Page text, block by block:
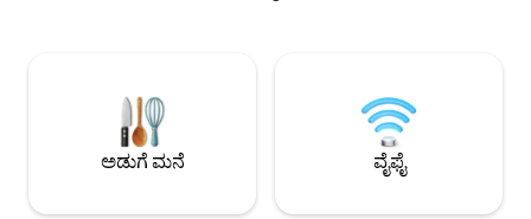
ಸಾಕಷ್ಟು ಆಫ್-ಸ್ಟ್ರೀಟ್ ಪಾರ್ಕಿಂಗ್, ಖಾಸಗಿ ವಾಕಿಂಗ್
ಮನೆಯಲ್ಲಿ ವಾಸಿಸುತ್ತಾರೆ, ಆದ್ದರಿಂದ ನಿಮಗೆ
ಬೇಕಾಗಿರುವುದು ಸ್ವಲ್ಪ ದೂರದಲ್ಲಿದೆ.
ಸಂಯೋಜಿಸುತ್ತದೆ, ಇದು
ವೈನರಿಗಳು ಮತ್ತು ಬ್ಲೂ
ಅನ್ವೇಷಿಸಲು
ಅಡುಗೆ ಮನೆ ವೈಫೈ